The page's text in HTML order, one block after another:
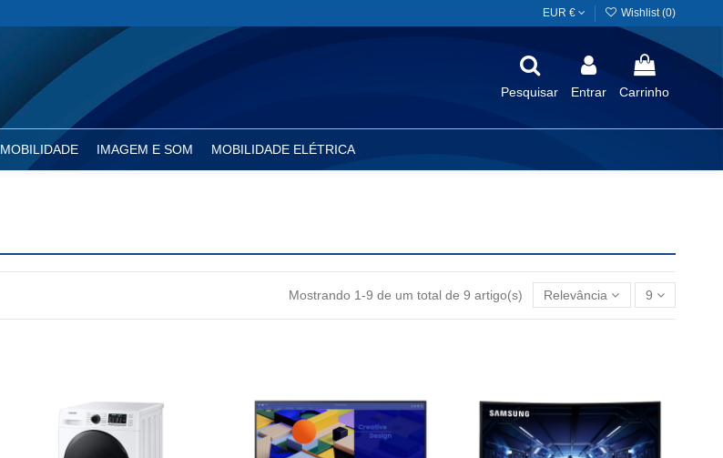
EUR € Wishlist (0)
Pesquisar Entrar Carrinho
MOBILIDADE IMAGEM E SOM MOBILIDADE ELÉTRICA
Mostrando 1-9 de um total de 9 artigo(s) Relevância 9